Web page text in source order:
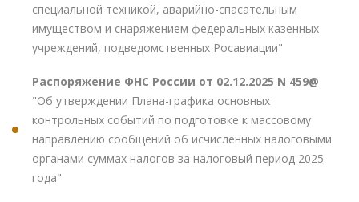
специальной техникой, аварийно-спасательным
имуществом и снаряжением федеральных казенных
учреждений, подведомственных Росавиации"
Распоряжение ФНС России от 02.12.2025 N 459@
"Об утверждении Плана-графика основных
контрольных событий по подготовке к массовому
направлению сообщений об исчисленных налоговыми
органами суммах налогов за налоговый период 2025
года"